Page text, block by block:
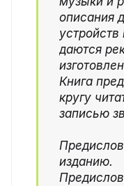
описания
даются
Книга
кругу
записью
изданию.